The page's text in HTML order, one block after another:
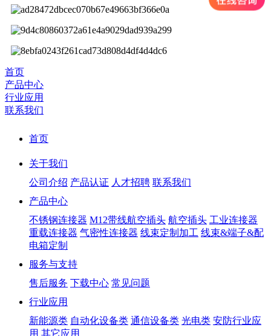
首页
产品中心
行业应用
联系我们
首页
关于我们
公司介绍 产品认证 人才招聘 联系我们
产品中心
不锈钢连接器 M12带线航空插头 航空插头 工业连接器
重载连接器 气密性连接器 线束定制加工 线束&端子&配
电箱定制
服务与支持
售后服务 下载中心 常见问题
行业应用
新能源类 自动化设备类 通信设备类 光电类 安防行业应
用 其它应用